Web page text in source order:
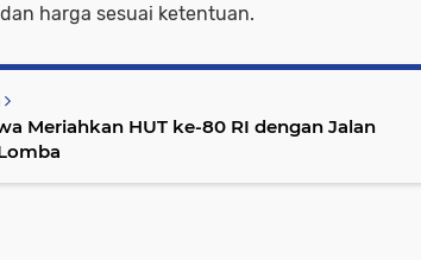
harga sesuai ketentuan.
Meriahkan HUT ke-80 RI dengan Jalan